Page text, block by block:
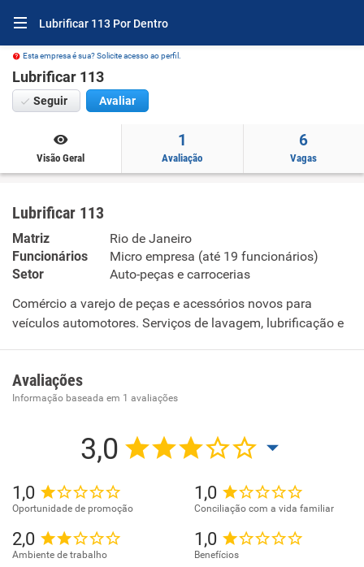
Lubrificar 113 Por Dentro
Esta empresa é sua? Solicite acesso ao perfil.
Lubrificar 113
Seguir Avaliar
Visão Geral
1
Avaliação
6
Vagas
Lubrificar 113
Matriz
Rio de Janeiro
Funcionários
Micro empresa (até 19 funcionários)
Setor
Auto-peças e carrocerias
Comércio a varejo de peças e acessórios novos para
veículos automotores. Serviços de lavagem, lubrificação e
Avaliações
Informação baseada em 1 avaliações
3,0
1,0
Oportunidade de promoção
1,0
Conciliação com a vida familiar
2,0
Ambiente de trabalho
1,0
Benefícios